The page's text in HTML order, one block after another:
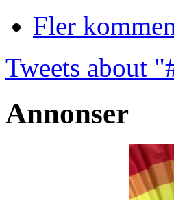
Fler
Tweets about
Annonser